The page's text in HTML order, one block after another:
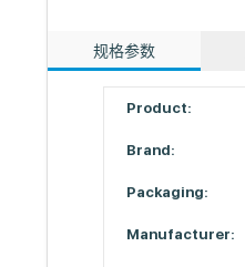
规格参数
Product:
Brand:
Packaging:
Manufacturer: